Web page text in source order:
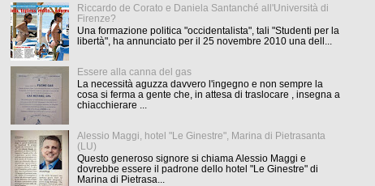
Riccardo de Corato e Daniela Santanché all'Università di
Firenze?
Una formazione politica "occidentalista", tali "Studenti per la
libertà", ha annunciato per il 25 novembre 2010 una dell...
Essere alla canna del gas
La necessità aguzza davvero l'ingegno e non sempre la
cosa si ferma a gente che, in attesa di traslocare , insegna a
chiacchierare ...
Alessio Maggi, hotel "Le Ginestre", Marina di Pietrasanta
(LU)
Questo generoso signore si chiama Alessio Maggi e
dovrebbe essere il padrone dello hotel "Le Ginestre" di
Marina di Pietrasa...